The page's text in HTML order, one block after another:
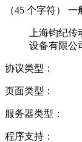
（45 个字符） 一
上海钧纪
设备有限公
协议类型：
页面类型：
服务器类型：
程序支持：